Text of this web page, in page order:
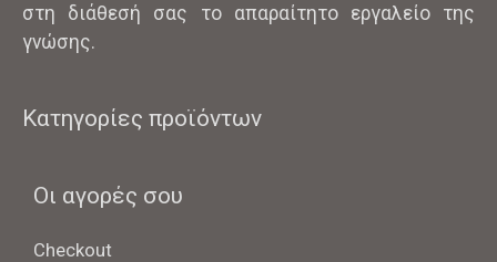
στη διάθεσή σας το απαραίτητο εργαλείο της
γνώσης.
Κατηγορίες προϊόντων
Οι αγορές σου
Checkout